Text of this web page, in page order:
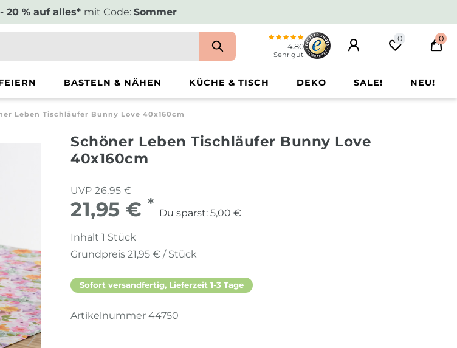
- 20 % auf alles* mit Code: Sommer
4.80
Sehr gut
0 0
BASTELN & NÄHEN KÜCHE & TISCH DEKO SALE! NEU!
Leben Tischläufer Bunny Love 40x160cm
Schöner Leben Tischläufer Bunny Love
40x160cm
UVP 26,95 €
21,95 € *
Du sparst: 5,00 €
Inhalt 1 Stück
Grundpreis 21,95 € / Stück
Sofort versandfertig, Lieferzeit 1-3 Tage
Artikelnummer 44750